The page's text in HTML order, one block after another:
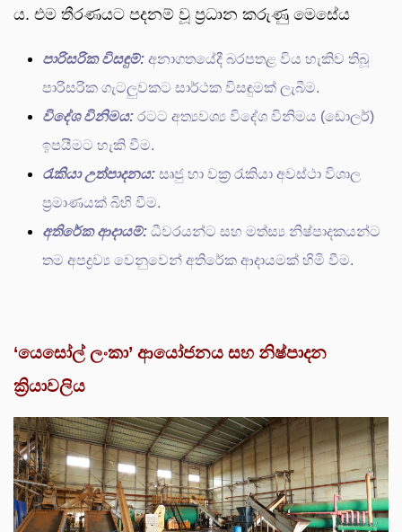
ය. එම තීරණයට පදනම් වූ ප්‍රධාන කරුණු මෙසේය
පාරිසරික විසඳුම්: අනාගතයේදී බරපතළ විය හැකිව තිබූ
පාරිසරික ගැටලුවකට සාර්ථක විසඳුමක් ලැබීම.
විදේශ විනිමය: රටට අත්‍යවශ්‍ය විදේශ විනිමය (ඩොලර්)
ඉපයීමට හැකි වීම.
රැකියා උත්පාදනය: සෘජු හා වක්‍ර රැකියා අවස්ථා විශාල
ප්‍රමාණයක් බිහි වීම.
අතිරේක ආදායම්: ධීවරයන්ට සහ මත්ස්‍ය නිෂ්පාදකයන්ට
තම අපද්‍රව්‍ය වෙනුවෙන් අතිරේක ආදායමක් හිමි වීම.
‘යෙසෝල් ලංකා’ ආයෝජනය සහ නිෂ්පාදන
ක්‍රියාවලිය